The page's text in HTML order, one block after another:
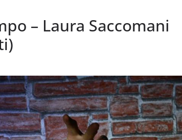
– Laura Saccomani